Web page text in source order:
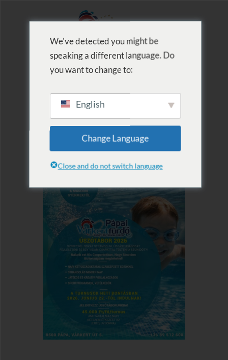
We've detected you might be
speaking a different language. Do
you want to change to:
English
Change Language
Close and do not switch language